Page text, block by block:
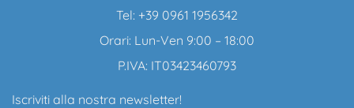
Tel: +39 0961 1956342
Orari: Lun-Ven 9:00 – 18:00
P.IVA: IT03423460793
Iscriviti alla nostra newsletter!